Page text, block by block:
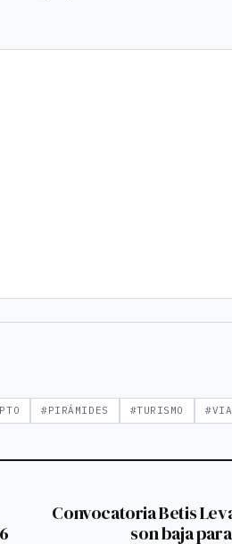
#PIRÁMIDES #TURISMO
Convocatoria Betis
son baja